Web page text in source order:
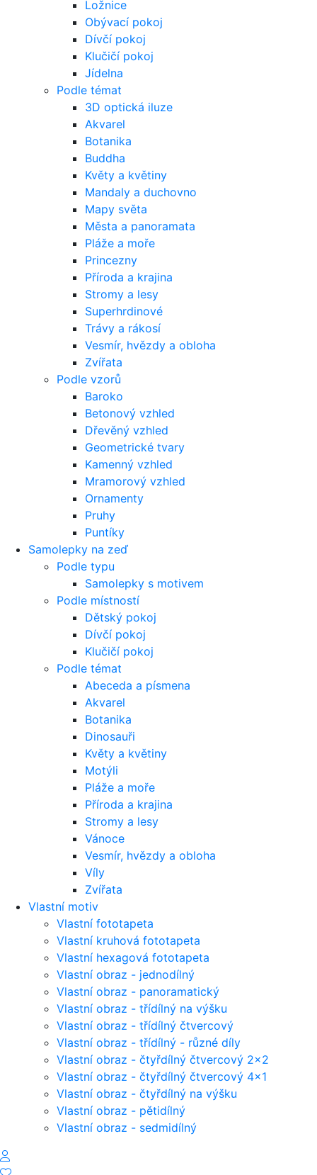
Ložnice
Obývací pokoj
Dívčí pokoj
Klučičí pokoj
Jídelna
Podle témat
3D optická iluze
Akvarel
Botanika
Buddha
Květy a květiny
Mandaly a duchovno
Mapy světa
Města a panoramata
Pláže a moře
Princezny
Příroda a krajina
Stromy a lesy
Superhrdinové
Trávy a rákosí
Vesmír, hvězdy a obloha
Zvířata
Podle vzorů
Baroko
Betonový vzhled
Dřevěný vzhled
Geometrické tvary
Kamenný vzhled
Mramorový vzhled
Ornamenty
Pruhy
Puntíky
Samolepky na zeď
Podle typu
Samolepky s motivem
Podle místností
Dětský pokoj
Dívčí pokoj
Klučičí pokoj
Podle témat
Abeceda a písmena
Akvarel
Botanika
Dinosauři
Květy a květiny
Motýli
Pláže a moře
Příroda a krajina
Stromy a lesy
Vánoce
Vesmír, hvězdy a obloha
Víly
Zvířata
Vlastní motiv
Vlastní fototapeta
Vlastní kruhová fototapeta
Vlastní hexagová fototapeta
Vlastní obraz - jednodílný
Vlastní obraz - panoramatický
Vlastní obraz - třídílný na výšku
Vlastní obraz - třídílný čtvercový
Vlastní obraz - třídílný - různé díly
Vlastní obraz - čtyřdílný čtvercový 2x2
Vlastní obraz - čtyřdílný čtvercový 4x1
Vlastní obraz - čtyřdílný na výšku
Vlastní obraz - pětidílný
Vlastní obraz - sedmidílný